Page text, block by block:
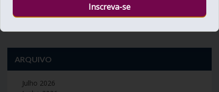
ARQUIVO
Julho 2026